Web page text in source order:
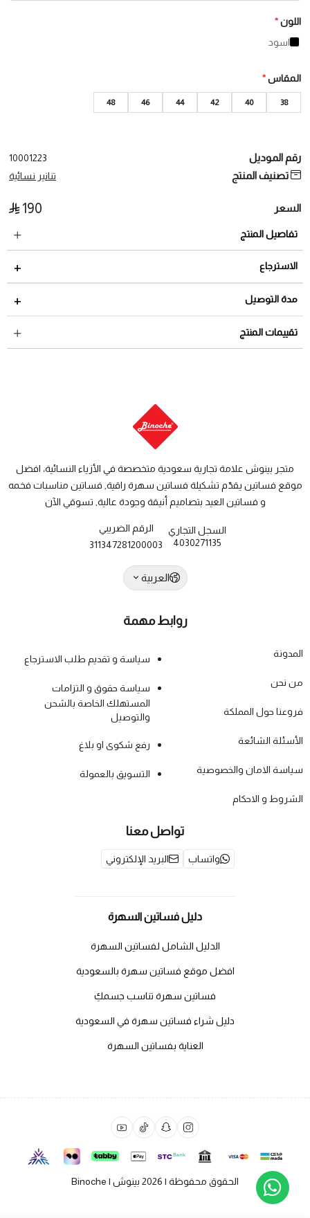
اللون*
اسود
المقاس*
38
40
42
44
46
48
رقم الموديل 10001223
تصنيف المنتج تنانير نسائية
السعر 190
تفاصيل المنتج
الاسترجاع
مدة الاسترجاع 2 أيام من تاريخ استلام الطلب
لمراجعة سياسة الاسترجاع عبر الرابط التالي
مدة التوصيل
داخل السعودية: من 3 الى 8 أيام عمل
تقييمات المنتج
متجر بينوش علامة تجارية سعودية متخصصة في الأزياء النسائية، افضل
موقع فساتين يقدّم تشكيلة فساتين سهرة راقية, فساتين مناسبات فخمه
و فساتين العيد بتصاميم أنيقة وجودة عالية, تسوقي الآن
السجل التجاري
4030271135
الرقم الضريبي
311347281200003
العربية
روابط مهمة
المدونة
من نحن
فروعنا حول المملكة
الأسئلة الشائعة
سياسة الامان والخصوصية
الشروط و الاحكام
سياسة و تقديم طلب الاسترجاع
سياسة حقوق و التزامات
المستهلك الخاصة بالشحن
والتوصيل
رفع شكوى او بلاغ
التسويق بالعمولة
تواصل معنا
واتساب البريد الإلكتروني
دليل فساتين السهرة
الدليل الشامل لفساتين السهرة
افضل موقع فساتين سهرة بالسعودية
فساتين سهرة تناسب جسمكِ
دليل شراء فساتين سهرة في السعودية
العناية بفساتين السهرة
الحقوق محفوظة | 2026 بينوش | Binoche